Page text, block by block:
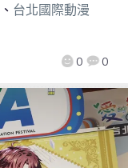
0 0
、 台北國際動漫